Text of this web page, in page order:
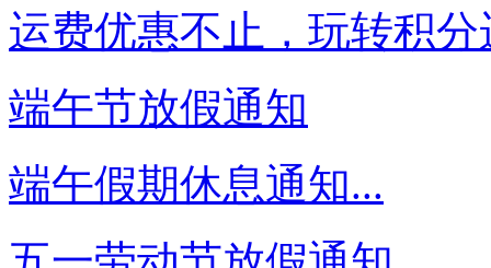
运费优惠不止，玩转积
端午节放假通知
端午假期休息通知...